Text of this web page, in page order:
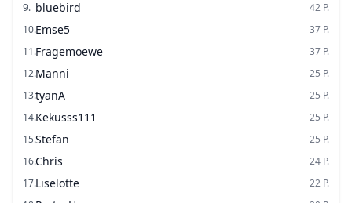
9. bluebird 42 P.
10.Emse5 37 P.
11.Fragemoewe 37 P.
12.Manni 25 P.
13.tyanA 25 P.
14.Kekusss111 25 P.
15.Stefan 25 P.
16.Chris 24 P.
17.Liselotte 22 P.